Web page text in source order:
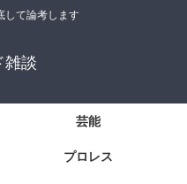
して論考します
雑談
芸能
プロレス